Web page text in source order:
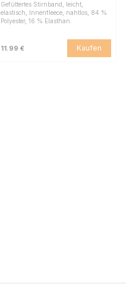
Gefüttertes Stirnband, leicht,
elastisch, Innenfleece, nahtlos, 84 %
Polyester, 16 % Elasthan.
11.99 € Kaufen